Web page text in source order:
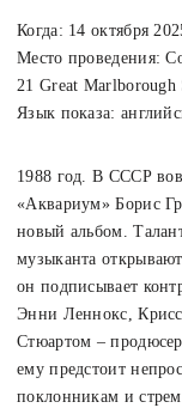
Когда: 14 октября
Место проведения:
21 Great
Язык показа:
1988 год. В СССР
«Аквариум» Борис
новый альбом.
музыканта
он подписывает
Энни Леннокс,
Стюартом –
ему предстоит
поклонникам и